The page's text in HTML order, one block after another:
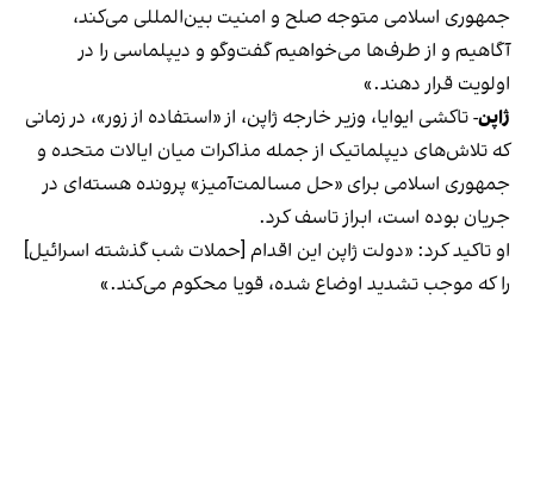
جمهوری اسلامی متوجه صلح و امنیت بین‌المللی می‌کند،
آگاهیم و از طرف‌ها می‌خواهیم گفت‌وگو و دیپلماسی را در
اولویت قرار دهند.»
ژاپن-تاکشی ایوایا، وزیر خارجه ژاپن، از «استفاده از زور»، در زمانی
که تلاش‌های دیپلماتیک از جمله مذاکرات میان ایالات متحده و
جمهوری اسلامی برای «حل مسالمت‌آمیز» پرونده هسته‌ای در
جریان بوده است، ابراز تاسف کرد.
او تاکید کرد: «دولت ژاپن این اقدام [حملات شب گذشته اسرائیل]
را که موجب تشدید اوضاع شده، قویا محکوم می‌کند.»